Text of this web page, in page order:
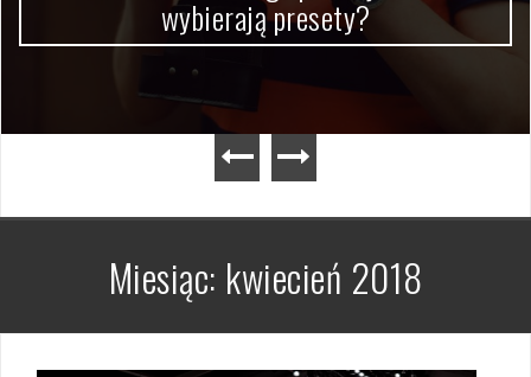
wybierają presety?
Miesiąc: kwiecień 2018